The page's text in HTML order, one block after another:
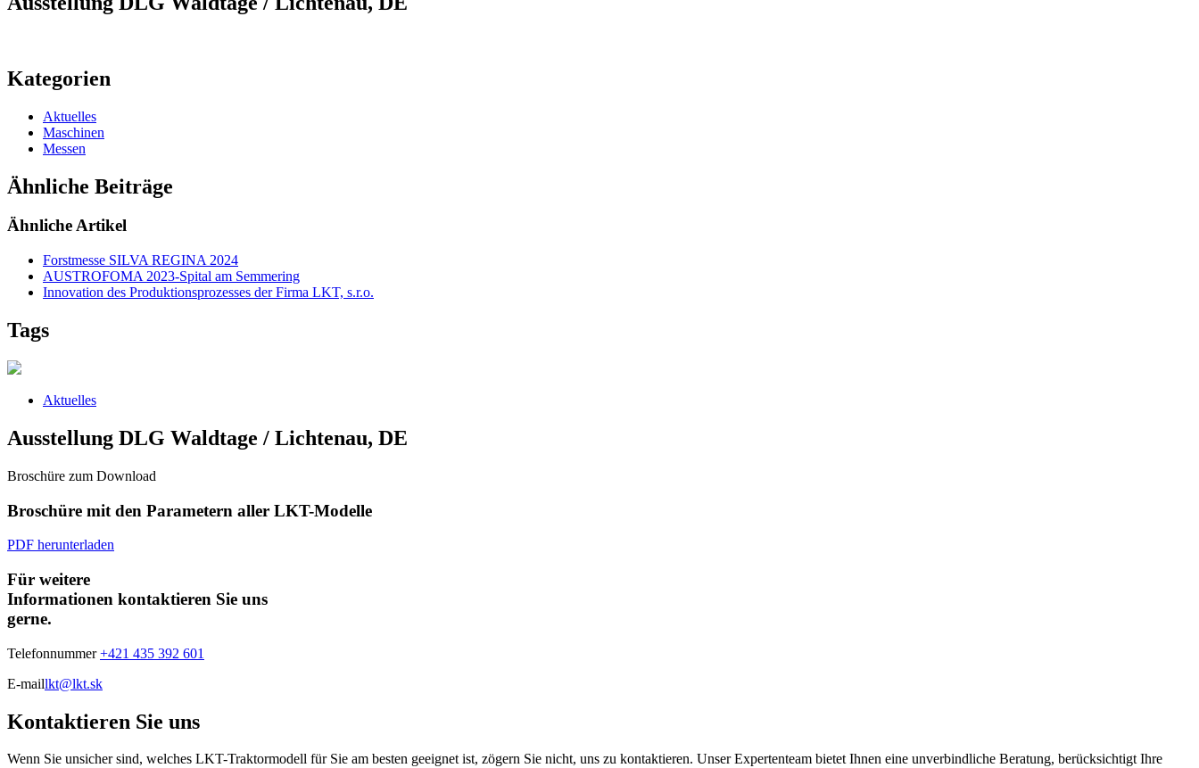
Kategorien
Aktuelles
Maschinen
Messen
Ähnliche Beiträge
Ähnliche Artikel
Forstmesse SILVA REGINA 2024
AUSTROFOMA 2023-Spital am Semmering
Innovation des Produktionsprozesses der Firma LKT, s.r.o.
Tags
Aktuelles
Ausstellung DLG Waldtage / Lichtenau, DE
Broschüre zum Download
Broschüre mit den Parametern aller LKT-Modelle
PDF herunterladen
Für weitere
Informationen kontaktieren Sie uns
gerne.
Telefonnummer+421 435 392 601
E-maillkt@lkt.sk
Kontaktieren Sie uns
Wenn Sie unsicher sind, welches LKT-Traktormodell für Sie am besten geeignet ist, zögern Sie nicht, uns zu kontaktieren. Unser Expertenteam bietet Ihnen eine unverbindliche Beratung, berücksichtigt Ihre